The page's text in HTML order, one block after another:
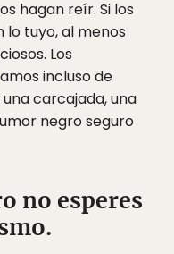
hagan reír. Si los
lo tuyo, al menos
Los
incluso de
carcajada, una
negro seguro
no esperes